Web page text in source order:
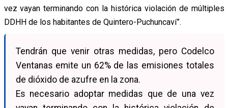
vez vayan terminando con la histórica violación de múltiples
DDHH de los habitantes de Quintero-Puchuncaví”.
Tendrán que venir otras medidas, pero Codelco
Ventanas emite un 62% de las emisiones totales
de dióxido de azufre en la zona.
Es necesario adoptar medidas que de una vez